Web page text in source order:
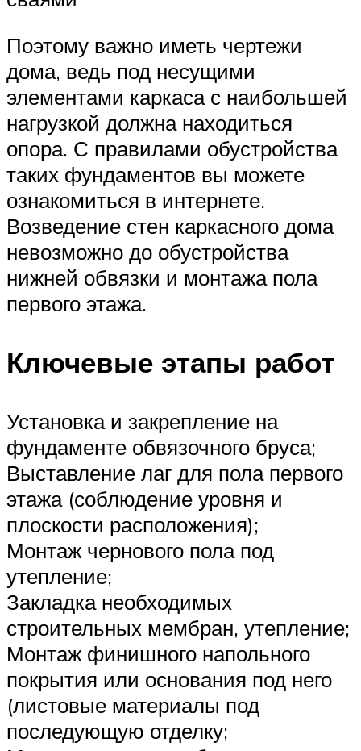
Поэтому важно иметь чертежи
дома, ведь под несущими
элементами каркаса с наибольшей
нагрузкой должна находиться
опора. С правилами обустройства
таких фундаментов вы можете
ознакомиться в интернете.
Возведение стен каркасного дома
невозможно до обустройства
нижней обвязки и монтажа пола
первого этажа.
Ключевые этапы работ
Установка и закрепление на
фундаменте обвязочного бруса;
Выставление лаг для пола первого
этажа (соблюдение уровня и
плоскости расположения);
Монтаж чернового пола под
утепление;
Закладка необходимых
строительных мембран, утепление;
Монтаж финишного напольного
покрытия или основания под него
(листовые материалы под
последующую отделку;